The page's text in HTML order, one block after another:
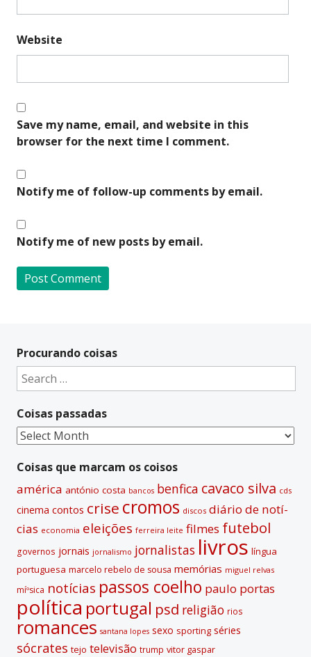
Website
Save my name, email, and website in this
browser for the next time I comment.
Notify me of follow-up comments by email.
Notify me of new posts by email.
t
e
a
t
i
v
Procurando coisas
Search
for:
Coisas passadas
Coisas
Coisas que marcam os coisos
américa antónio costa bancos benfica cavaco silva cds
cinema contos crise cromos discos diário de notí­
cias economia eleições ferreira leite filmes futebol
governos jornais jornalismo jornalistas livros lí­ngua
portuguesa marcelo rebelo de sousa memórias miguel relvas
míºsica notí­cias passos coelho paulo portas
polí­tica portugal psd religião rios
romances santana lopes sexo sporting séries
sócrates tejo televisão trump vitor gaspar